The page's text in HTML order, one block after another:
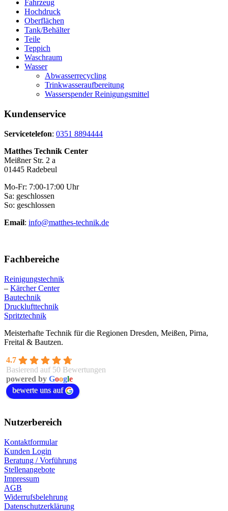
Fahrzeug
Hochdruck
Oberflächen
Tank/Behälter
Teile
Teppich
Waschraum
Wasser
Abwasserrecycling
Trinkwasseraufbereitung
Wasserspender Reinigungsmittel
Kundenservice
Servicetelefon: 0351 8894444
Matthes Technik Center
Meißner Str. 2 a
01445 Radebeul
Mo-Fr: 7:00-17:00 Uhr
Sa: geschlossen
So: geschlossen
Email: info@matthes-technik.de
Fachbereiche
Reinigungstechnik
– Kärcher Center
Bautechnik
Drucklufttechnik
Spritztechnik
Meisterhafte Technik für die Regionen Dresden, Meißen, Pirna,
Freital & Bautzen.
4.7
Basierend auf 50 Bewertungen
powered by Google
bewerte uns auf
Nutzerbereich
Kontaktformular
Kunden Login
Beratung / Vorführung
Stellenangebote
Impressum
AGB
Widerrufsbelehrung
Datenschutzerklärung